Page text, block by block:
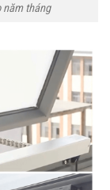
năm tháng